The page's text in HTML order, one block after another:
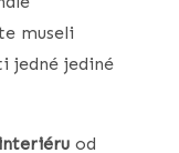
museli
jedné jediné
od